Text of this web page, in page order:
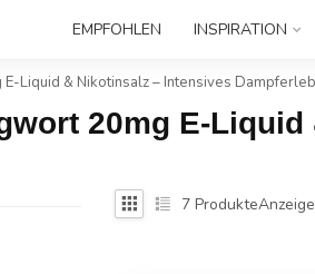
EMPFOHLEN INSPIRATION
E-Liquid & Nikotinsalz – Intensives
20mg E-
7 Produkte